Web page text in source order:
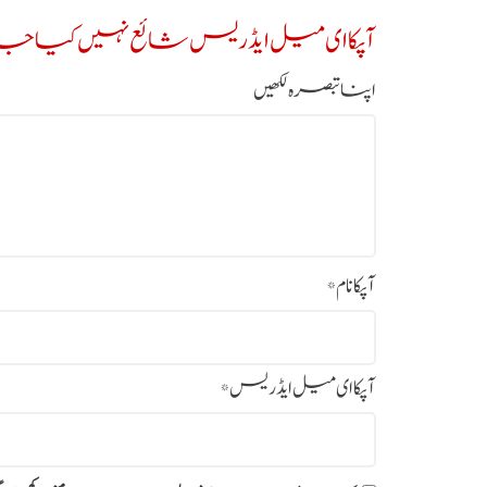
آپکا ای میل ایڈریس شائع نہیں کیا
اپنا تبصرہ لکھیں
آپکا نام*
آپکا ای میل ایڈریس*